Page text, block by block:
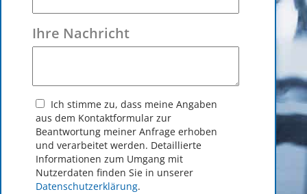
Ihre Nachricht
Ich stimme zu, dass meine Angaben
aus dem Kontakt­formular zur
Beantwortung meiner Anfrage erhoben
und verarbeitet werden. Detaillierte
Informationen zum Umgang mit
Nutzerdaten finden Sie in unserer
Datenschutzerklärung.